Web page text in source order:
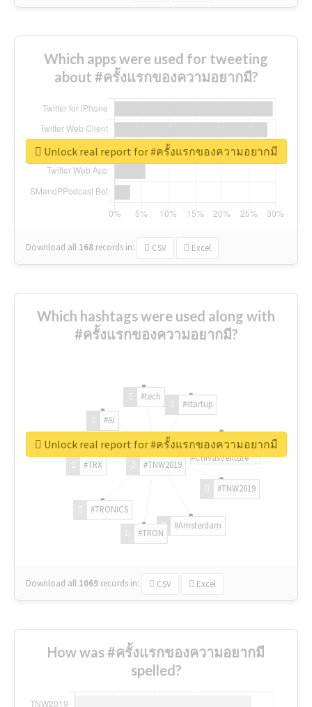
Which apps were used for tweeting
about #ครั้งแรกของความอยากมี?
Download all 168 records in: CSV Excel
Unlock real report for #ครั้งแรกของความอยากมี
Which hashtags were used along with
#ครั้งแรกของความอยากมี?
#TNW2019
#TNW2019
#Amsterdam
#TRON
#TRONICS
#TRX
#AI
#tech
#startup
#ChivasVenture
Download all 1069 records in: CSV Excel
Unlock real report for #ครั้งแรกของความอยากมี
How was #ครั้งแรกของความอยากมี
spelled?